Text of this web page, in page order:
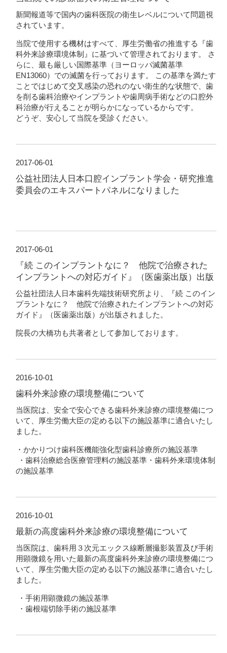
新聞報道等で国内の歯科医院の衛生レベルについて問題視
されています。
当院で使用する機材はすべて、厚生労働省の推進する『歯
科外来診療環境体制』に基づいて管理されております。 さ
らに、最も厳しい国際基準（ヨーロッパ滅菌基準
EN13060）での滅菌を行っております。 この基準を満たす
ことではじめて交叉感染の恐れのない衛生的な状態で、歯
を削る歯科治療やインプラントや歯周病手術などの口腔外
科治療が行えることが明らかになっているからです。
どうぞ、安心して当院を受診ください。
2017-06-01
公益社団法人日本口腔インプラント学会・研究推進
委員会のエキスパートパネルになりました
2017-06-01
『続 このインプラントなに？ 他院で治療された
インプラントへの対応ガイド』（医歯薬出版）出版
公益社団法人日本歯科先端技術研究所より、『続 このイン
プラントなに？ 他院で治療されたインプラントへの対応
ガイド』（医歯薬出版）が出版されました。
院長の大橋功も共著者として参加しております。
2016-10-01
歯科外来診療の環境整備について
当医院は、安全で安心できる歯科外来診療の環境整備につ
いて、厚生労働大臣の定める以下の施設基準に適合いたし
ました。
・かかりつけ歯科医機能強化型歯科診療所の施設基準
・歯科治療総合医療管理料の施設基準・歯科外来環境体制
の施設基準
2016-10-01
最新の高度歯科外来診療の環境整備について
当医院は、歯科用３次元エックス線断層撮影装置及び手術
用顕微鏡を用いた最新の高度歯科外来診療の環境整備につ
いて、厚生労働大臣の定める以下の施設基準に適合いたし
ました。
・手術用顕微鏡の施設基準
・歯根端切除手術の施設基準